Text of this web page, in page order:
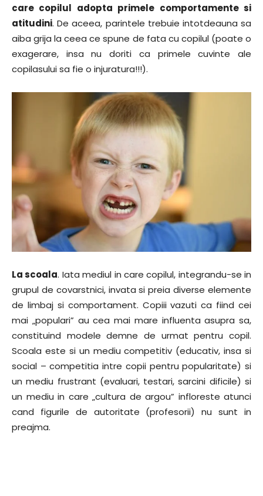
care copilul adopta primele comportamente si
atitudini. De aceea, parintele trebuie intotdeauna sa
aiba grija la ceea ce spune de fata cu copilul (poate o
exagerare, insa nu doriti ca primele cuvinte ale
copilasului sa fie o injuratura!!!).
La scoala. Iata mediul in care copilul, integrandu-se in
grupul de covarstnici, invata si preia diverse elemente
de limbaj si comportament. Copiii vazuti ca fiind cei
mai „populari” au cea mai mare influenta asupra sa,
constituind modele demne de urmat pentru copil.
Scoala este si un mediu competitiv (educativ, insa si
social – competitia intre copii pentru popularitate) si
un mediu frustrant (evaluari, testari, sarcini dificile) si
un mediu in care „cultura de argou” infloreste atunci
cand figurile de autoritate (profesorii) nu sunt in
preajma.